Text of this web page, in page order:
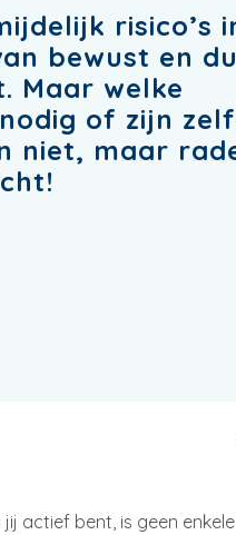
risico’s
bewust en
Maar welke
of zijn
niet, maar
actief bent, is geen